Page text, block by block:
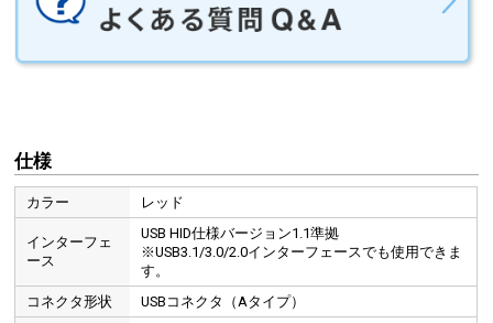
仕様
カラー レッド
インターフェ
ース
USB HID仕様バージョン1.1準拠
※USB3.1/3.0/2.0インターフェースでも使用できま
す。
コネクタ形状
USBコネクタ（Aタイプ）